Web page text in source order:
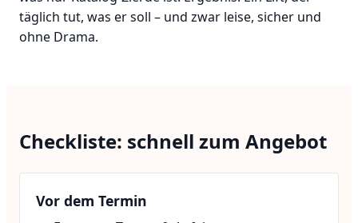
täglich tut, was er soll – und zwar leise, sicher und
ohne Drama.
Checkliste: schnell zum Angebot
Vor dem Termin